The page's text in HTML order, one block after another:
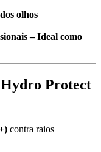
olhos
– Ideal como
Protect
contra raios